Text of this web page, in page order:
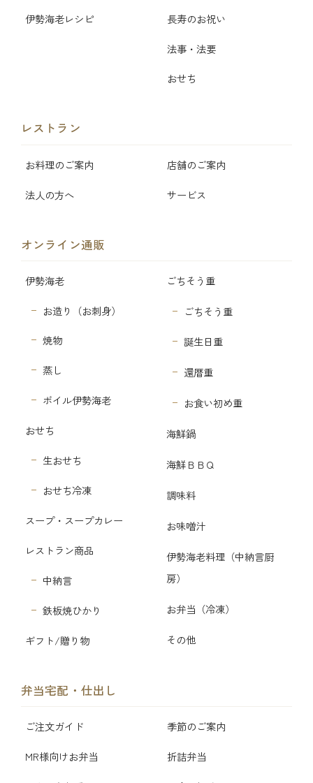
伊勢海老レシピ 長寿のお祝い
法事・法要
おせち
レストラン
お料理のご案内 店舗のご案内
法人の方へ サービス
オンライン通販
伊勢海老
お造り（お刺身）
焼物
蒸し
ボイル伊勢海老
おせち
生おせち
おせち冷凍
スープ・スープカレー
レストラン商品
中納言
鉄板焼ひかり
ギフト/贈り物
ごちそう重
ごちそう重
誕生日重
還暦重
お食い初め重
海鮮鍋
海鮮ＢＢＱ
調味料
お味噌汁
伊勢海老料理（中納言厨
房）
お弁当（冷凍）
その他
弁当宅配・仕出し
ご注文ガイド 季節のご案内
MR様向けお弁当 折詰弁当